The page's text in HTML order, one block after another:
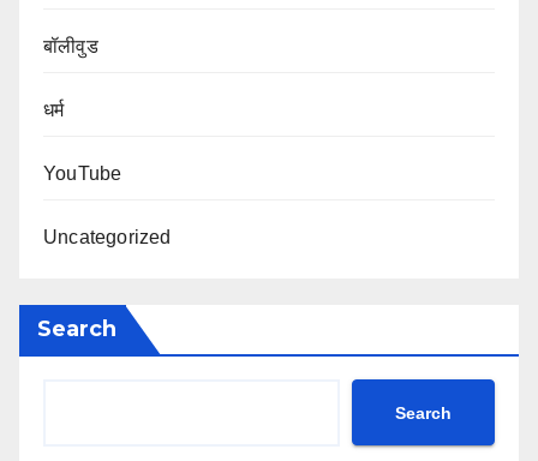
बॉलीवुड
धर्म
YouTube
Uncategorized
Search
Search